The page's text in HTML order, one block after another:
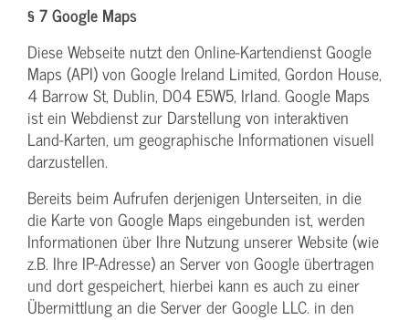
§ 7 Google Maps
Diese Webseite nutzt den Online-Kartendienst Google
Maps (API) von Google Ireland Limited, Gordon House,
4 Barrow St, Dublin, D04 E5W5, Irland. Google Maps
ist ein Webdienst zur Darstellung von interaktiven
Land-Karten, um geographische Informationen visuell
darzustellen.
Bereits beim Aufrufen derjenigen Unterseiten, in die
die Karte von Google Maps eingebunden ist, werden
Informationen über Ihre Nutzung unserer Website (wie
z.B. Ihre IP-Adresse) an Server von Google übertragen
und dort gespeichert, hierbei kann es auch zu einer
Übermittlung an die Server der Google LLC. in den